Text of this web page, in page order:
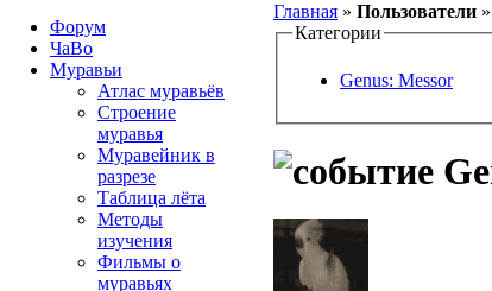
Главная » Пользователи »
Категории
Genus: Messor
Форум
ЧаВо
Муравьи
Атлас муравьёв
Строение
муравья
Муравейник в
разрезе
Таблица лёта
Методы
изучения
Фильмы о
муравьях